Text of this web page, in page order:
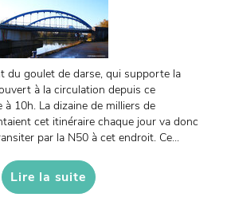
du goulet de darse, qui supporte la
à la circulation depuis ce
à 10h. La dizaine de milliers de
cet itinéraire chaque jour va donc
par la N50 à cet endroit. Ce...
Lire la suite